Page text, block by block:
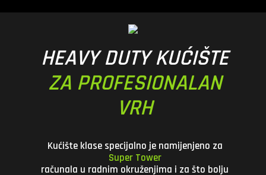
HEAVY DUTY KUĆIŠTE
ZA PROFESIONALAN
VRH
Kućište klase
Super Tower
specijalno je namijenjeno za
računala u radnim okruženjima i za što bolju